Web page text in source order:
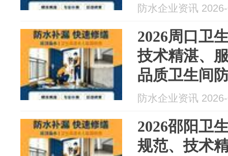
防水最新资
防水企业资讯
2026周口卫
技术精湛、
品质卫生间
（8月防水最
防水企业资讯
2026邵阳卫
规范、技术